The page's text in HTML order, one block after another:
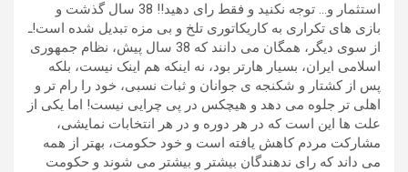
استثمار و… توجه نکنید و فقط رای دهید!! 38 سال گذشت و
بازی های تکراری به کاریکاتوری تلخ و بی مزه تبدیل شده است!ـ
از سوی دیگر، همگان می دانند که 38 سال پیش، نظام جمهوری
اسلامی ایران، بسیار هارتر بود، نه اینکه هم اینک نیست، بلکه
پس از کشتار و شکنجه ی جوانان و ثبات نسبی، خود را رام تر و
اهلی تر جلوه می دهد و هیچکس در پی چرایی نیست! اما یکی از
علت ها این است که در هر دوره و در هر انتخابات نمایشی،
مشارکت مردم کاهش یافته است و خود حکومت، بهتر از همه
می داند که رای ندهندگان بیشتر و بیشتر می شوند و حکومت